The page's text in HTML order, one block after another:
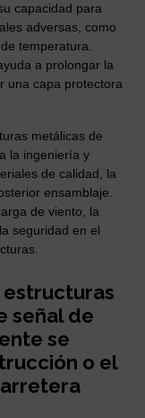
capacidad para
adversas, como
temperatura.
a prolongar la
una capa protectora
metálicas de
la ingeniería y
de calidad, la
ensamblaje.
de viento, la
seguridad en el
estructuras
señal de
se
o el